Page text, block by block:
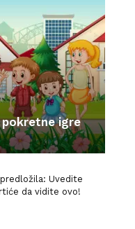
pokretne igre
Uvedite
da vidite ovo!